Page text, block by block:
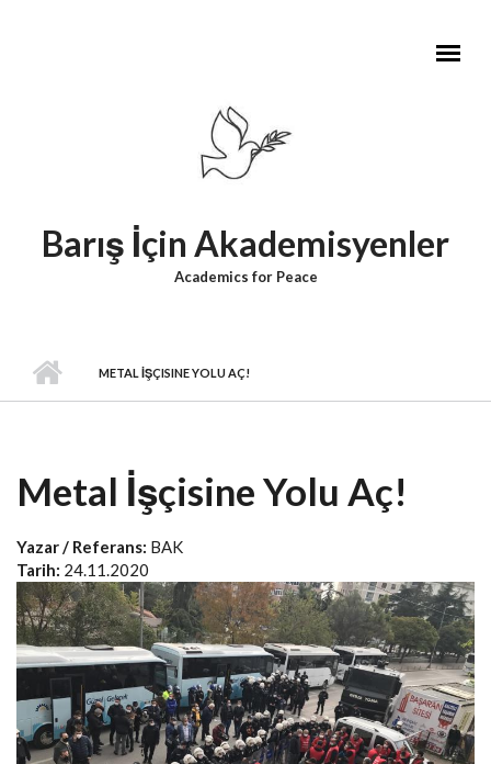
Barış İçin Akademisyenler
Academics for Peace
METAL İŞÇISINE YOLU AÇ!
Metal İşçisine Yolu Aç!
Yazar / Referans: BAK
Tarih: 24.11.2020